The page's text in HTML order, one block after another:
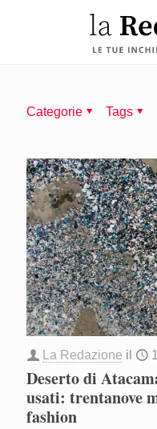
Categorie Tags
La Redazione il
Deserto di
usati: trentanove
fashion